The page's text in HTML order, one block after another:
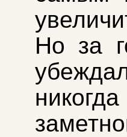
Но за